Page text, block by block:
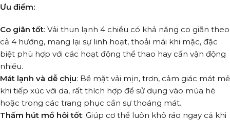
Ưu điểm:
Co giãn tốt: Vải thun lạnh 4 chiều có khả năng co giãn theo
cả 4 hướng, mang lại sự linh hoạt, thoải mái khi mặc, đặc
biệt phù hợp với các hoạt động thể thao hay cần vận động
nhiều.
Mát lạnh và dễ chịu: Bề mặt vải mịn, trơn, cảm giác mát mẻ
khi tiếp xúc với da, rất thích hợp để sử dụng vào mùa hè
hoặc trong các trang phục cần sự thoáng mát.
Thấm hút mồ hôi tốt: Giúp cơ thể luôn khô ráo ngay cả khi